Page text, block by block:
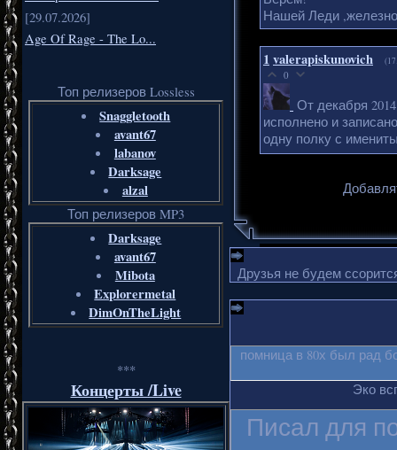
[29.07.2026]
Age Of Rage - The Lo...
Топ релизеров Lossless
Snaggletooth
avant67
labanov
Darksage
alzal
Топ релизеров MP3
Darksage
avant67
Mibota
Explorermetal
DimOnTheLight
***
Концерты /Live
Нашей Леди
1valerapiskunovich
0
От декабря
исполнено и
одну полку с
Друзья не будем
помница в 80х был рад
Эко
Писал для